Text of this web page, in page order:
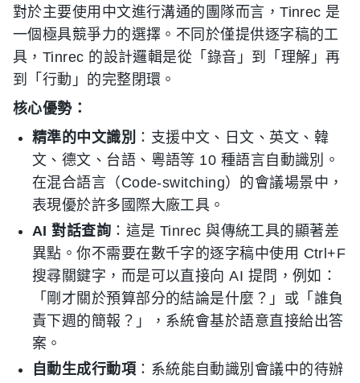
對於主要使用中文進行溝通的團隊而言，Tinrec 是
一個極具競爭力的選擇。不同於僅提供逐字稿的工
具，Tinrec 的設計邏輯是從「錄音」到「理解」再
到「行動」的完整閉環。
核心優勢：
精準的中文識別 ：支援中文、日文、英文、韓
文、德文、台語、粵語等 10 種語言自動識別。
在混合語言（Code-switching）的會議場景中，
表現優於許多國際大廠工具。
AI 對話查詢 ：這是 Tinrec 與傳統工具的顯著差
異點。你不需要在數千字的逐字稿中使用 Ctrl+F
搜尋關鍵字，而是可以直接向 AI 提問，例如：
「剛才關於預算部分的結論是什麼？」或「誰負
責下週的簡報？」，系統會基於語意直接給出答
案。
自動生成行動項 ：系統能自動識別會議中的待辦